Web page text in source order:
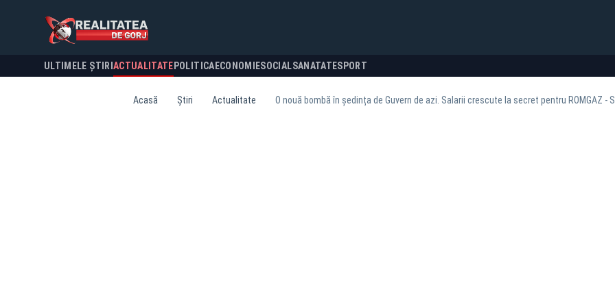
ULTIMELE ȘTIRI ACTUALITATE POLITICA ECONOMIESOCIALSANATATESPORT
Acasă Știri Actualitate O nouă bombă în ședința de Guvern de azi. Salarii crescute la secret pentru ROMGAZ -